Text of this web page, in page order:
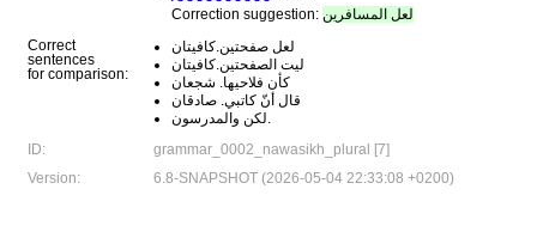
Correction suggestion: لعل المسافرين
Correct
sentences
for comparison:
لعل صفحتين.كافيتان
ليت الصفحتين.كافيتان
كأن فلاحيها. شجعان
قال أنّ كاتبي. صادقان
لكن والمدرسون.
ID:
grammar_0002_nawasikh_plural [7]
Version:
6.8-SNAPSHOT (2026-05-04 22:33:08 +0200)